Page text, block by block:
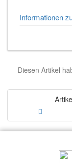
Informationen
Diesen Artikel